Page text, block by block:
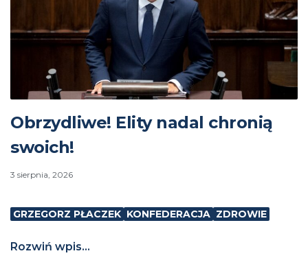
Obrzydliwe! Elity nadal chronią
swoich!
3 sierpnia, 2026
GRZEGORZ PŁACZEK KONFEDERACJA ZDROWIE
Rozwiń wpis...